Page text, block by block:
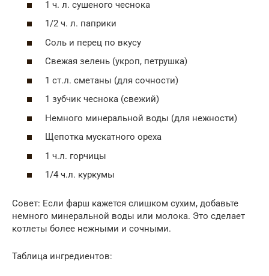
1 ч. л. сушеного чеснока
1/2 ч. л. паприки
Соль и перец по вкусу
Свежая зелень (укроп, петрушка)
1 ст.л. сметаны (для сочности)
1 зубчик чеснока (свежий)
Немного минеральной воды (для нежности)
Щепотка мускатного ореха
1 ч.л. горчицы
1/4 ч.л. куркумы
Совет: Если фарш кажется слишком сухим, добавьте
немного минеральной воды или молока. Это сделает
котлеты более нежными и сочными.
Таблица ингредиентов: